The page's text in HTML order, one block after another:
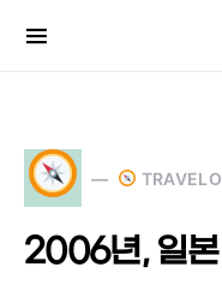
Search for:
2006년, 일